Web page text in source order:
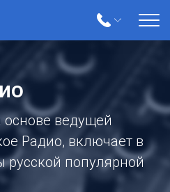
ведущей
Радио, включает в
русской популярной